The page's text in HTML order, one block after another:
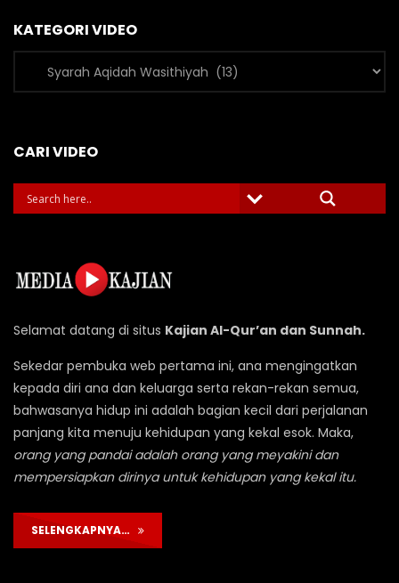
KATEGORI VIDEO
Kategori
Video
CARI VIDEO
Selamat datang di situs Kajian Al-Qur’an dan Sunnah.
Sekedar pembuka web pertama ini, ana mengingatkan
kepada diri ana dan keluarga serta rekan-rekan semua,
bahwasanya hidup ini adalah bagian kecil dari perjalanan
panjang kita menuju kehidupan yang kekal esok. Maka,
orang yang pandai adalah orang yang meyakini dan
mempersiapkan dirinya untuk kehidupan yang kekal itu.
SELENGKAPNYA…